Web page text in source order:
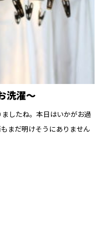
洗濯～
したね。本日はいかがお過
まだ明けそうにありません